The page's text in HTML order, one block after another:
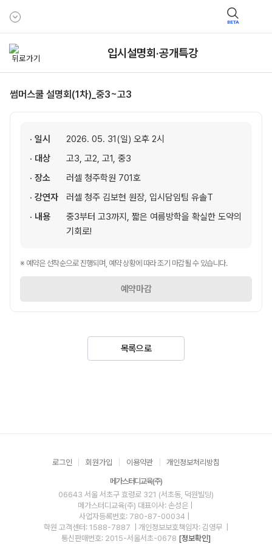
BETA
입시설명회·공개특강
썸머스쿨 설명회(1차)_중3~고3
· 일시
2026. 05. 31(일) 오후 2시
· 대상
고3, 고2, 고1, 중3
· 장소
러셀 청주학원 701호
· 강연자
러셀 청주 김보현 원장, 입시담임팀 유솔T
· 내용
중3부터 고3까지, 짧은 여름방학을 확실한 도약의
기회로!
※ 예약은 선착순으로 진행되며, 예약 상황에 따라 조기 마감될 수 있습니다.
예약마감
목록으로
로그인 회원가입 이용약관 개인정보처리방침
메가스터디교육(주)
06643 서울 서초구 효령로 321 (서초동, 덕원빌딩)
메가스터디교육(주) 대표이사: 손성은 |
사업자등록번호: 780-87-00034
학원 고객센터: 1588-7887
| 개인정보보호책임자: 김영무
통신판매번호: 2015-서울서초-0678 [정보확인]